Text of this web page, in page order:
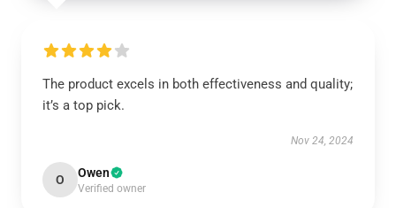
The product excels in both effectiveness and quality;
it’s a top pick.
Nov 24, 2024
O Owen
Verified owner